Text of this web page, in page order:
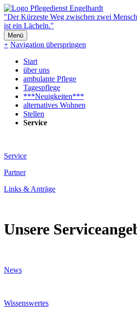
"Der Kürzeste Weg zwischen zwei
ist ein Lächeln."
Menü
+ Navigation überspringen
Start
über uns
ambulante Pflege
Tagespflege
***Neuigkeiten***
alternatives Wohnen
Stellen
Service
Service
Partner
Links & Anträge
Unsere
News
Wissenswertes